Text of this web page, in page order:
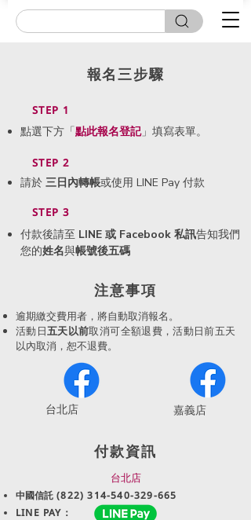
報名三步驟
STEP 1
點選下方「點此報名登記」填寫表單。
STEP 2
請於 三日內轉帳或使用 LINE Pay 付款
STEP 3
付款後請至 LINE 或 Facebook 私訊告知我們
您的姓名與帳號後五碼
​注意事項
逾期繳交費用者，將自動取消報名。
活動日五天以前取消可全額退費，活動日前五天
以內取消，恕不退費。
​台北店 嘉義店
付款資訊
台北店
中國信託 (822) 314-540-329-665
LINE PAY：